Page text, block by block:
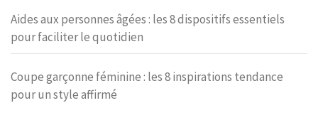
Aides aux personnes âgées : les 8 dispositifs essentiels
pour faciliter le quotidien
Coupe garçonne féminine : les 8 inspirations tendance
pour un style affirmé